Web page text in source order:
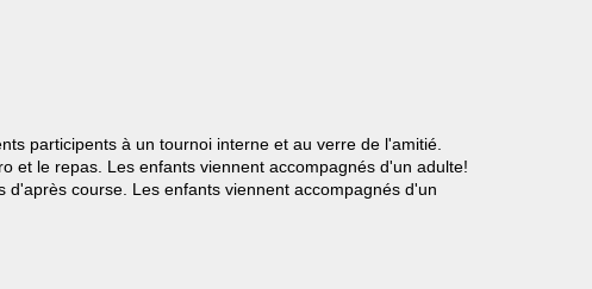
participents à un tournoi interne et au verre de l'amitié.
et le repas. Les enfants viennent accompagnés d'un adulte!
course. Les enfants viennent accompagnés d'un